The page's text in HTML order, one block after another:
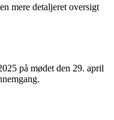
mere detaljeret oversigt
på mødet den 29. april